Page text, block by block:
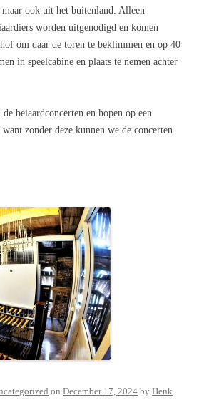
ook uit het buitenland. Alleen
worden uitgenodigd en komen
om daar de toren te beklimmen en op 40
in speelcabine en plaats te nemen achter
beiaardconcerten en hopen op een
zonder deze kunnen we de concerten
on December 17, 2024 by Henk